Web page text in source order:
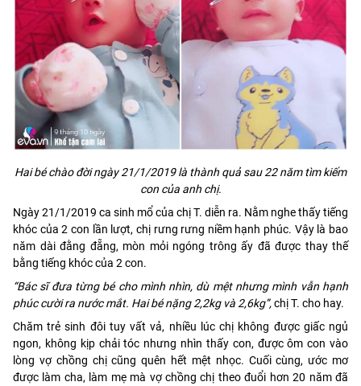
Hai bé chào đời ngày 21/1/2019 là thành quả sau 22 năm tìm kiếm
con của anh chị.
Ngày 21/1/2019 ca sinh mổ của chị T. diễn ra. Nằm nghe thấy tiếng
khóc của 2 con lần lượt, chị rưng rưng niềm hạnh phúc. Vậy là bao
năm dài đằng đẵng, mòn mỏi ngóng trông ấy đã được thay thế
bằng tiếng khóc của 2 con.
“Bác sĩ đưa từng bé cho mình nhìn, dù mệt nhưng mình vẫn hạnh
phúc cười ra nước mắt. Hai bé nặng 2,2kg và 2,6kg”,chị T. cho hay.
Chăm trẻ sinh đôi tuy vất vả, nhiều lúc chị không được giấc ngủ
ngon, không kịp chải tóc nhưng nhìn thấy con, được ôm con vào
lòng vợ chồng chị cũng quên hết mệt nhọc. Cuối cùng, ước mơ
được làm cha, làm mẹ mà vợ chồng chị theo đuổi hơn 20 năm đã